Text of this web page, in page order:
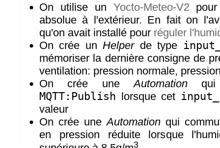
On utilise un Yocto-Meteo-V2
absolue à l'extérieur. En fait on
qu'on avait installé pour réguler
On crée unHelperde type
mémoriser la dernière consigne de
ventilation: pression normale,
On crée uneAutomation qui
MQTT:Publish lorsque cet
valeur
On crée uneAutomation qui
en pression réduite lorsque
3